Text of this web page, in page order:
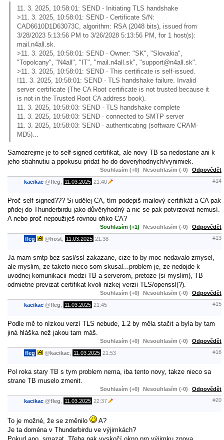
11. 3. 2025, 10:58:01: SEND - Initiating TLS handshake
>11. 3. 2025, 10:58:01: SEND - Certificate S/N:
CAD6610D1D63073C, algorithm: RSA (2048 bits), issued from
3/28/2023 5:13:56 PM to 3/26/2028 5:13:56 PM, for 1 host(s):
mail.n4all.sk.
>11. 3. 2025, 10:58:01: SEND - Owner: "SK", "Slovakia",
"Topolcany", "N4all", "IT", "mail.n4all.sk", "support@n4all.sk".
>11. 3. 2025, 10:58:01: SEND - This certificate is self-issued.
!11. 3. 2025, 10:58:01: SEND - TLS handshake failure. Invalid
server certificate (The CA Root certificate is not trusted because it
is not in the Trusted Root CA address book).
11. 3. 2025, 10:58:03: SEND - TLS handshake complete
11. 3. 2025, 10:58:03: SEND - connected to SMTP server
11. 3. 2025, 10:58:03: SEND - authenticating (software CRAM-
MD5)...
Samozrejme je to self-signed certifikat, ale novy TB sa nedostane ani k
jeho stiahnutiu a ppokusu pridat ho do doveryhodnych/vynimiek.
Souhlasím (+0) Nesouhlasím (-0) Odpovědět
kacikac @fleg 11.03.2025 21:40 #14
Proč self-signed??? Si udělej CA, tím podepiš mailový certifikát a CA pak
přidej do Thunderbirdu jako důvěryhodný a nic se pak potvrzovat nemusí.
A nebo proč nepoužiješ rovnou ofiko CA?
Souhlasím (+1) Nesouhlasím (-0) Odpovědět
fleg @host 11.03.2025 21:38 #13
Ja mam smtp bez sasl/ssl zakazane, cize to by moc nedavalo zmysel,
ale myslim, ze taketo nieco som skusal...problem je, ze nedojde k
uvodnej komunikacii medzi TB a serverom, pretoze (si myslim), TB
odmietne previzat certifikat kvoli nizkej verzii TLS/openssl(?).
Souhlasím (+0) Nesouhlasím (-0) Odpovědět
kacikac @fleg 11.03.2025 21:45 #15
Podle mě to nízkou verzí TLS nebude, 1.2 by měla stačit a byla by tam
jiná hláška než jakou tam máš.
Souhlasím (+0) Nesouhlasím (-0) Odpovědět
fleg @kacikac 11.03.2025 21:53 #16
Pol roka stary TB s tym problem nema, iba tento novy, takze nieco sa
strane TB muselo zmenit.
Souhlasím (+0) Nesouhlasím (-0) Odpovědět
kacikac @fleg 11.03.2025 22:37 #20
To je možné, že se změnilo
A?
Je ta doména v Thunderbirdu ve výjimkách?